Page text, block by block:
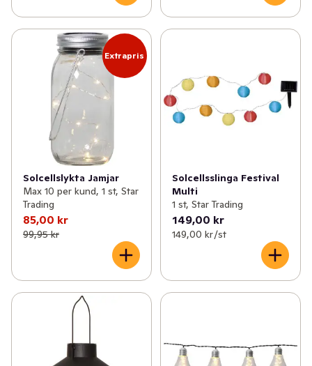
Extrapris
Solcellslykta Jamjar
Max 10 per kund, 1 st, Star
Trading
85,00 kr
99,95 kr
Solcellsslinga Festival
Multi
1 st, Star Trading
149,00 kr
149,00 kr /st